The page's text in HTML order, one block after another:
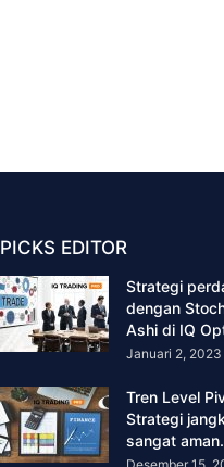
PICKS EDITOR
Strategi
dengan
Ashi di IQ
Januari 2, 2023
Tren Level
Strategi
sangat